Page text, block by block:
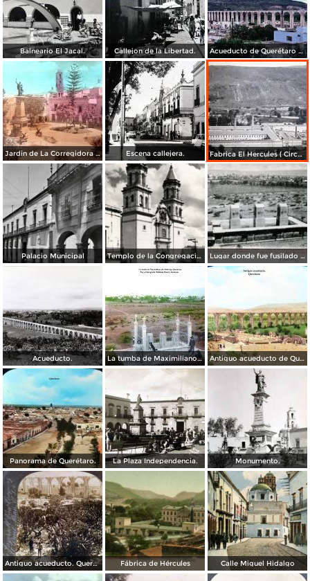
Balneario El Jacal. Callejon de la Libertad. Acueducto de Querétaro 1967
Jardin de La Corregidora ( Circulada el 3 de Noviembre de 1957 ). Escena callejera. Fabrica El Hercules ( Circulada el 22 de Junio de 1926 ).
Palacio Municipal Templo de la Congregación Lugar donde fue fusilado el emperador Maximiliano
Acueducto. La tumba de Maximiliano de Absburgo Queretaro Por el fotografo William Henry Jackson. Antiguo acueducto de Querétaro.
Panorama de Querétaro. La Plaza Independencia. Monumento.
Antiguo acueducto. Querétaro Fábrica de Hércules Calle Miguel Hidalgo